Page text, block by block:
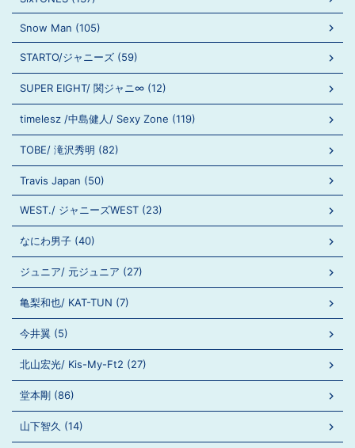
Snow Man (105)
STARTO/ジャニーズ (59)
SUPER EIGHT/ 関ジャニ∞ (12)
timelesz /中島健人/ Sexy Zone (119)
TOBE/ 滝沢秀明 (82)
Travis Japan (50)
WEST./ ジャニーズWEST (23)
なにわ男子 (40)
ジュニア/ 元ジュニア (27)
亀梨和也/ KAT-TUN (7)
今井翼 (5)
北山宏光/ Kis-My-Ft2 (27)
堂本剛 (86)
山下智久 (14)